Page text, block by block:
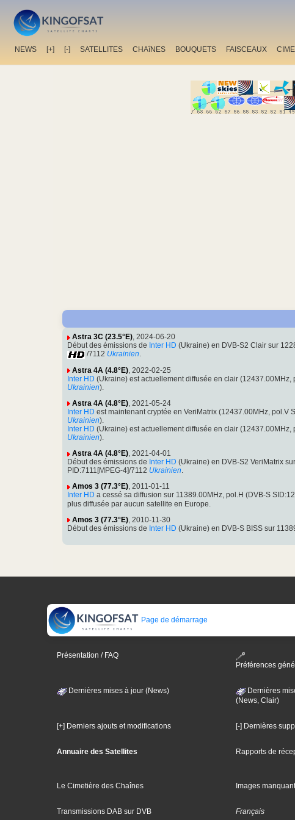
NEWS [+] [-] SATELLITES CHAîNES BOUQUETS FAISCEAUX
Astra 3C (23.5°E), 2024-06-20
Début des émissions de Inter HD (Ukraine) en DVB-S2 Clair sur
/7112 Ukrainien.
Astra 4A (4.8°E) , 2022-02-25
Inter HD (Ukraine) est actuellement diffusée en clair (12437.00MHz,
Ukrainien).
Astra 4A (4.8°E), 2021-05-24
Inter HD est maintenant cryptée en VeriMatrix (12437.00MHz, pol.V
Ukrainien).
Inter HD (Ukraine) est actuellement diffusée en clair (12437.00MHz,
Ukrainien).
Astra 4A (4.8°E), 2021-04-01
Début des émissions de Inter HD (Ukraine) en DVB-S2 VeriMatrix
PID:7111[MPEG-4]/7112 Ukrainien.
Amos 3 (77.3°E), 2011-01-11
Inter HD a cessé sa diffusion sur 11389.00MHz, pol.H (DVB-S
plus diffusée par aucun satellite en Europe.
Amos 3 (77.3°E) , 2010-11-30
Début des émissions de Inter HD (Ukraine) en DVB-S BISS sur
Page de démarrage
Présentation / FAQ
Préférences
Dernières mises à jour (News)
Dernières
(News, Clair)
[+] Derniers ajouts et modifications [-] Dernières
Annuaire des Satellites Rapports de
Le Cimetière des Chaînes Images
Transmissions DAB sur DVB Français